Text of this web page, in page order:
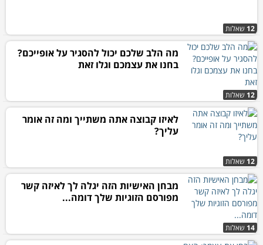
12 שאלות
12 שאלות
מה הלב שלכם יכול להסגיר על אופייכם?
בחנו את עצמכם וגלו זאת
12 שאלות
לאיזו קבוצה אתה משתייך ומה זה אומר
עליך?
14 שאלות
מבחן האישיות הזה יגלה לך לאיזה קשר
מפורסם הזוגיות שלך דומה...